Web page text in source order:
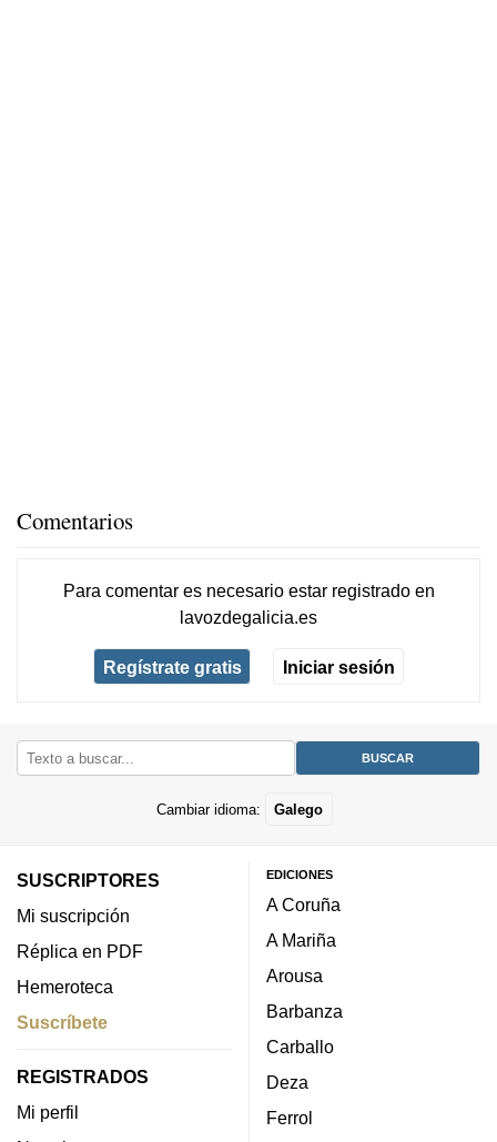
Comentarios
Para comentar es necesario estar registradoen
lavozdegalicia.es
Regístrate gratis Iniciar sesión
Cambiar idioma: Galego
SUSCRIPTORES
Mi suscripción
Réplica en PDF
Hemeroteca
Suscríbete
REGISTRADOS
Mi perfil
EDICIONES
A Coruña
A Mariña
Arousa
Barbanza
Carballo
Deza
Ferrol